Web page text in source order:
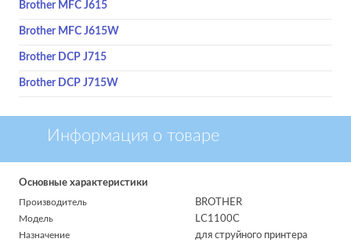
Brother MFC J615
Brother MFC J615W
Brother DCP J715
Brother DCP J715W
Информация о товаре
Основные характеристики
BROTHER
Производитель
LC1100C
Модель
для струйного принтера
Назначение